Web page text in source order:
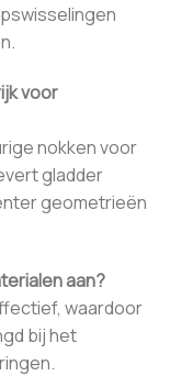
voor
nokken voor
gladder
geometrieën
aan?
waardoor
bij het